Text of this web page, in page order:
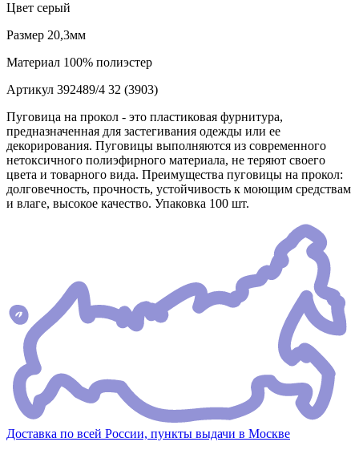
Цвет серый
Размер 20,3мм
Материал 100% полиэстер
Артикул 392489/4 32 (3903)
Пуговица на прокол - это пластиковая фурнитура,
предназначенная для застегивания одежды или ее
декорирования. Пуговицы выполняются из современного
нетоксичного полиэфирного материала, не теряют своего
цвета и товарного вида. Преимущества пуговицы на прокол:
долговечность, прочность, устойчивость к моющим средствам
и влаге, высокое качество. Упаковка 100 шт.
Доставка по всей России, пункты выдачи в Москве